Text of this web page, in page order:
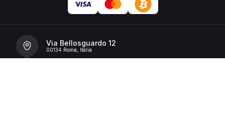
Via Bellosguardo 12
00134 Roma, Italia